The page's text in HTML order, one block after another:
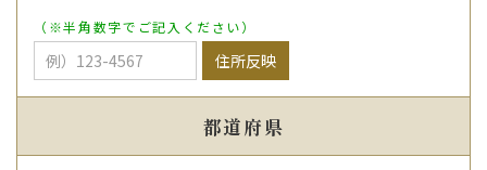
（※半角数字でご記入ください）
都道府県